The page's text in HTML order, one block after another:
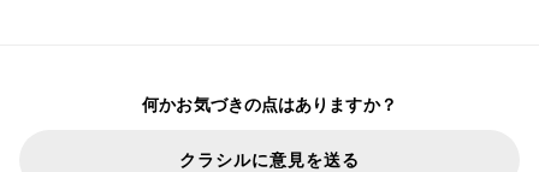
何かお気づきの点はありますか？
クラシルに意見を送る